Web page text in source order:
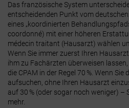
Das französische System
entscheidenden Punkt vom
eines „koordinierten
coordonné) mit einer höheren
médecin traitant (Hausarzt) wählen
Wenn Sie immer zuerst Ihren
ihm zu Fachärzten überweisen
die CPAM in der Regel 70 % . Wenn
aufsuchen, ohne Ihren Hausarzt
auf 30 % (oder sogar noch weniger) –
mehr.